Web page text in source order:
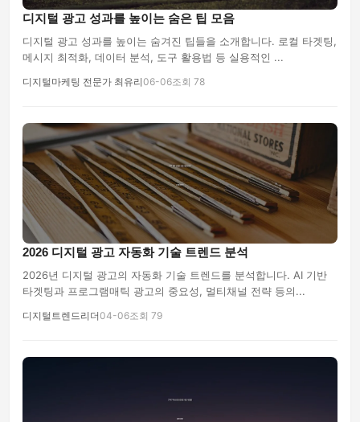
디지털 광고 성과를 높이는 숨은 팁 모음
디지털 광고 성과를 높이는 숨겨진 팁들을 소개합니다. 로컬 타겟팅,
메시지 최적화, 데이터 분석, 도구 활용법 등 실용적인 ...
디지털마케팅 전문가 최유리06-06조회 78
2026 디지털 광고 자동화 기술 트렌드 분석
2026년 디지털 광고의 자동화 기술 트렌드를 분석합니다. AI 기반
타겟팅과 프로그램매틱 광고의 중요성, 멀티채널 전략 등의...
디지털트렌드리더04-06조회 79